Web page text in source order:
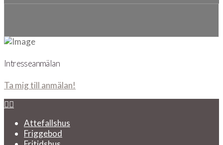
Intresseanmälan
Ta mig till anmälan!
Attefallshus
Friggebod